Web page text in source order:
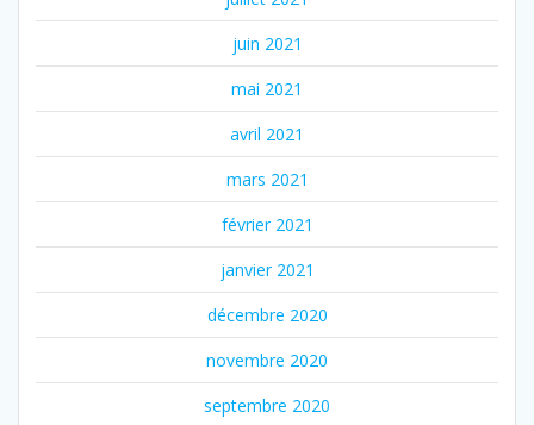
juin 2021
mai 2021
avril 2021
mars 2021
février 2021
janvier 2021
décembre 2020
novembre 2020
septembre 2020